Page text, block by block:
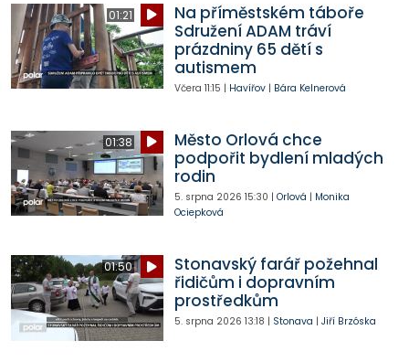
01:21
Na příměstském táboře
Sdružení ADAM tráví
prázdniny 65 dětí s
autismem
Včera 11:15 | Havířov| Bára Kelnerová
01:38
Město Orlová chce
podpořit bydlení mladých
rodin
5. srpna 2026 15:30 | Orlová | Monika
Ociepková
01:50
Stonavský farář požehnal
řidičům i dopravním
prostředkům
5. srpna 2026 13:18 | Stonava | Jiří Brzóska